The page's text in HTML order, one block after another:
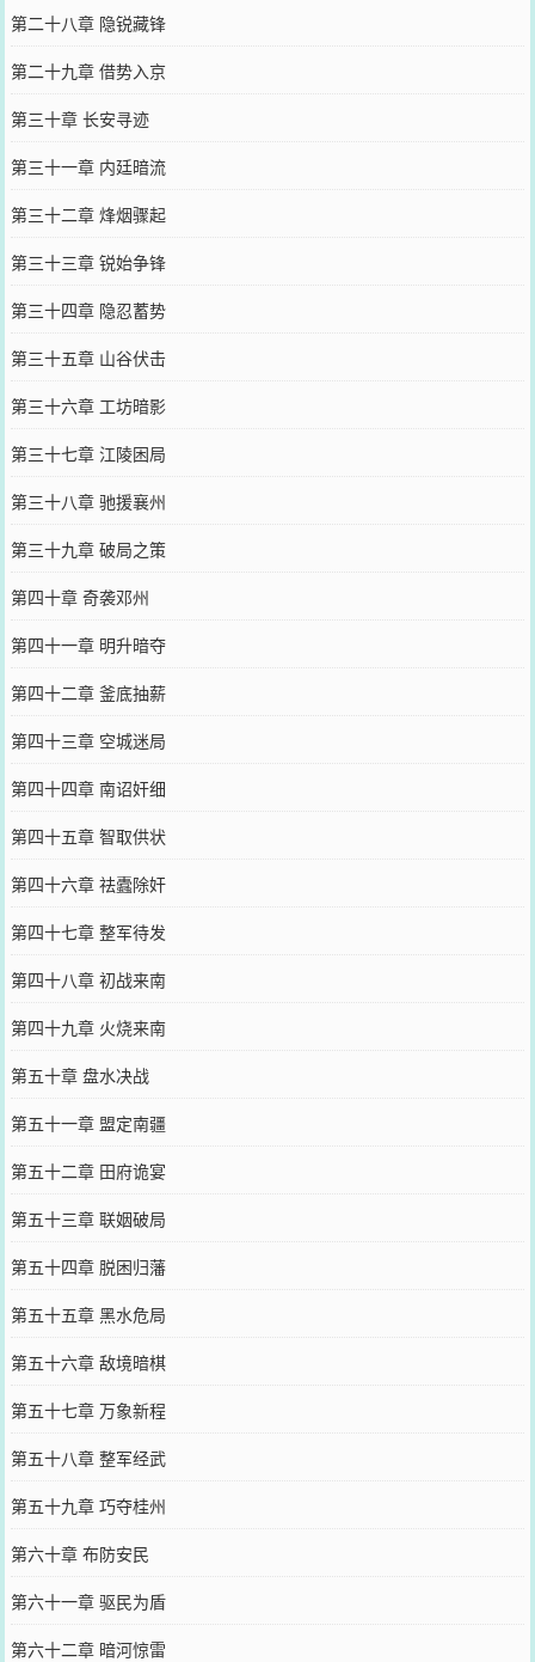
第二十八章 隐锐藏锋
第二十九章 借势入京
第三十章 长安寻迹
第三十一章 内廷暗流
第三十二章 烽烟骤起
第三十三章 锐始争锋
第三十四章 隐忍蓄势
第三十五章 山谷伏击
第三十六章 工坊暗影
第三十七章 江陵困局
第三十八章 驰援襄州
第三十九章 破局之策
第四十章 奇袭邓州
第四十一章 明升暗夺
第四十二章 釜底抽薪
第四十三章 空城迷局
第四十四章 南诏奸细
第四十五章 智取供状
第四十六章 祛蠹除奸
第四十七章 整军待发
第四十八章 初战来南
第四十九章 火烧来南
第五十章 盘水决战
第五十一章 盟定南疆
第五十二章 田府诡宴
第五十三章 联姻破局
第五十四章 脱困归藩
第五十五章 黑水危局
第五十六章 敌境暗棋
第五十七章 万象新程
第五十八章 整军经武
第五十九章 巧夺桂州
第六十章 布防安民
第六十一章 驱民为盾
第六十二章 暗河惊雷